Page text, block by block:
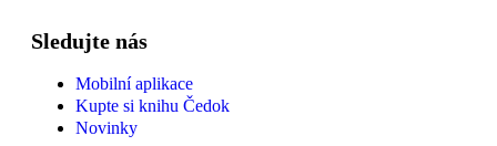
Sledujte nás
Mobilní aplikace
Kupte si knihu Čedok
Novinky